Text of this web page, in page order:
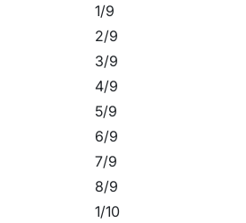
1/9
2/9
3/9
4/9
5/9
6/9
7/9
8/9
1/10